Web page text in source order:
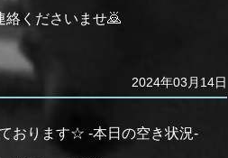
くださいませ🙇
2024年03月14日
おります☆ -本日の空き状況-